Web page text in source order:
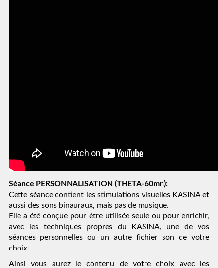
Séance PERSONNALISATION (THETA-60mn):
Cette séance contient les stimulations visuelles KASINA et
aussi des sons binauraux, mais pas de musique.
Elle a été conçue pour être utilisée seule ou pour enrichir,
avec les techniques propres du KASINA, une de vos
séances personnelles ou un autre fichier son de votre
choix.
Ainsi vous aurez le contenu de votre choix avec les